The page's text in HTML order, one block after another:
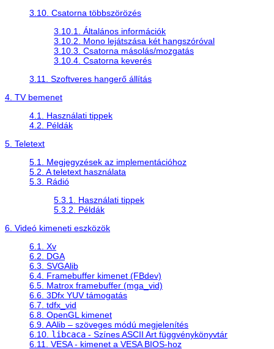
3.10. Csatorna többszörözés
3.10.1. Általános információk
3.10.2. Mono lejátszása két hangszóróval
3.10.3. Csatorna másolás/mozgatás
3.10.4. Csatorna keverés
3.11. Szoftveres hangerő állítás
4. TV bemenet
4.1. Használati tippek
4.2. Példák
5. Teletext
5.1. Megjegyzések az implementációhoz
5.2. A teletext használata
5.3. Rádió
5.3.1. Használati tippek
5.3.2. Példák
6. Videó kimeneti eszközök
6.1. Xv
6.2. DGA
6.3. SVGAlib
6.4. Framebuffer kimenet (FBdev)
6.5. Matrox framebuffer (mga_vid)
6.6. 3Dfx YUV támogatás
6.7. tdfx_vid
6.8. OpenGL kimenet
6.9. AAlib – szöveges módú megjelenítés
6.10. libcaca - Színes ASCII Art függvénykönyvtár
6.11. VESA - kimenet a VESA BIOS-hoz